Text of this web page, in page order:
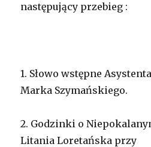
następujący przebieg :
1. Słowo wstępne
Marka Szymańskiego.
2. Godzinki o
Litania Loretańska przy